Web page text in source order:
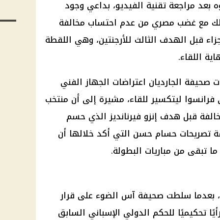
مراجعة تقنية الفيديو، بداعي وجود
مع غضب مصري من عدم احتساب مخالفة
قبل الهدف الثالث للأرجنتين، وهي اللقطة
اللقاء.
صحيفة الجارديان اعتراضات الجهاز الفني
ليتكسير للقاء، مشيرة إلى أن منتخب
قبل هدف إنزو فيرنانديز الذي حسم
تصريحات حسام حسن التي أكد خلالها أن
تبقى من مباريات البطولة.
بعدما سلطت صحيفة آس الضوء على قرار
تحكيميًا للحكم الدولي الإسباني السابق